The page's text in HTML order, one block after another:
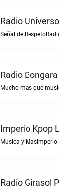
Radio
Señal de
Radio
Mucho mas que
Imperio Kpop
Música y MasImperio
Radio Girasol